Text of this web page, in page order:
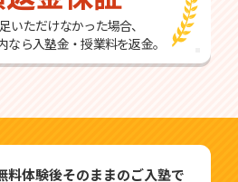
いただけなかった場合、
なら入塾金・授業料を返金。
料体験後そのままのご入塾で